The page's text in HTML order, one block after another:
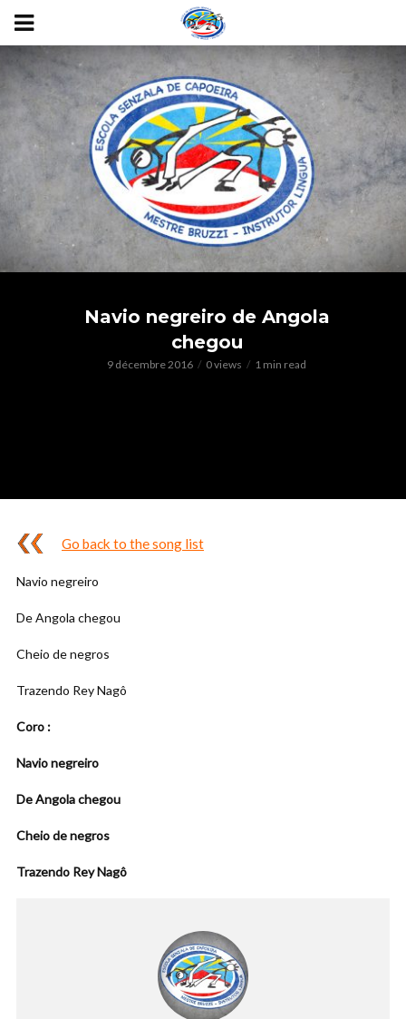
Navio negreiro de Angola
chegou
9 décembre 2016 0 views 1 min read
Go back to the song list
Navio negreiro
De Angola chegou
Cheio de negros
Trazendo Rey Nagô
Coro :
Navio negreiro
De Angola chegou
Cheio de negros
Trazendo Rey Nagô